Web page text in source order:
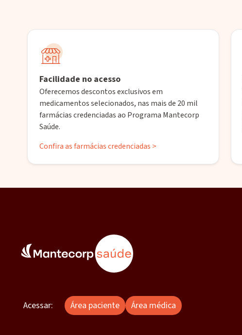
Facilidade no acesso
Oferecemos descontos exclusivos em
medicamentos selecionados, nas mais de 20 mil
farmácias credenciadas ao Programa Mantecorp
Saúde.
Confira as farmácias credenciadas >
Acessar: Área paciente Área médica